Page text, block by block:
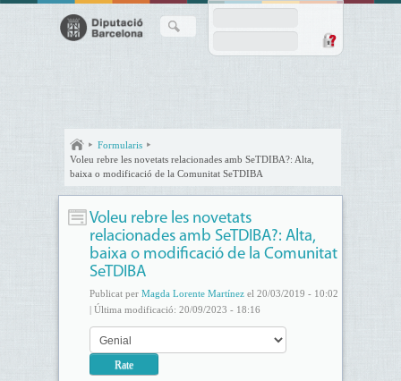
Formularis
Voleu rebre les novetats relacionades amb SeTDIBA?: Alta,
baixa o modificació de la Comunitat SeTDIBA
Voleu rebre les novetats
relacionades amb SeTDIBA?: Alta,
baixa o modificació de la Comunitat
SeTDIBA
Publicat per Magda Lorente Martínezel 20/03/2019 - 10:02
| Última modificació: 20/09/2023 - 18:16